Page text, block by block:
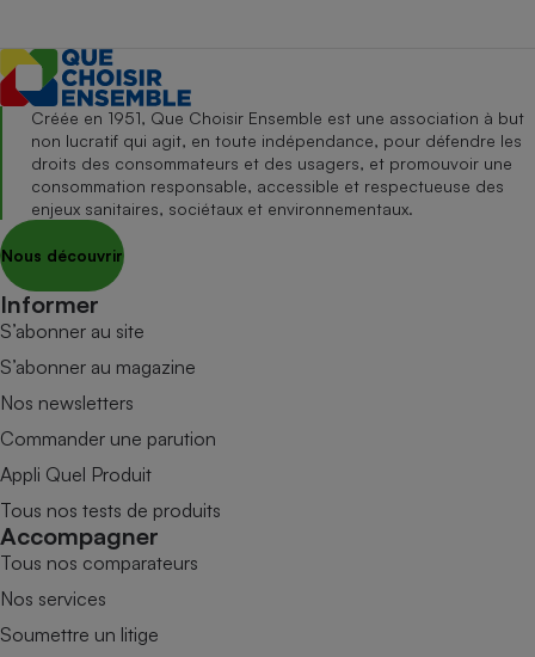
Créée en 1951, Que Choisir Ensemble est une association à but
non lucratif qui agit, en toute indépendance, pour défendre les
droits des consommateurs et des usagers, et promouvoir une
consommation responsable, accessible et respectueuse des
enjeux sanitaires, sociétaux et environnementaux.
Nous découvrir
Informer
S’abonner au site
S’abonner au magazine
Nos newsletters
Commander une parution
Appli Quel Produit
Tous nos tests de produits
Accompagner
Tous nos comparateurs
Nos services
Soumettre un litige